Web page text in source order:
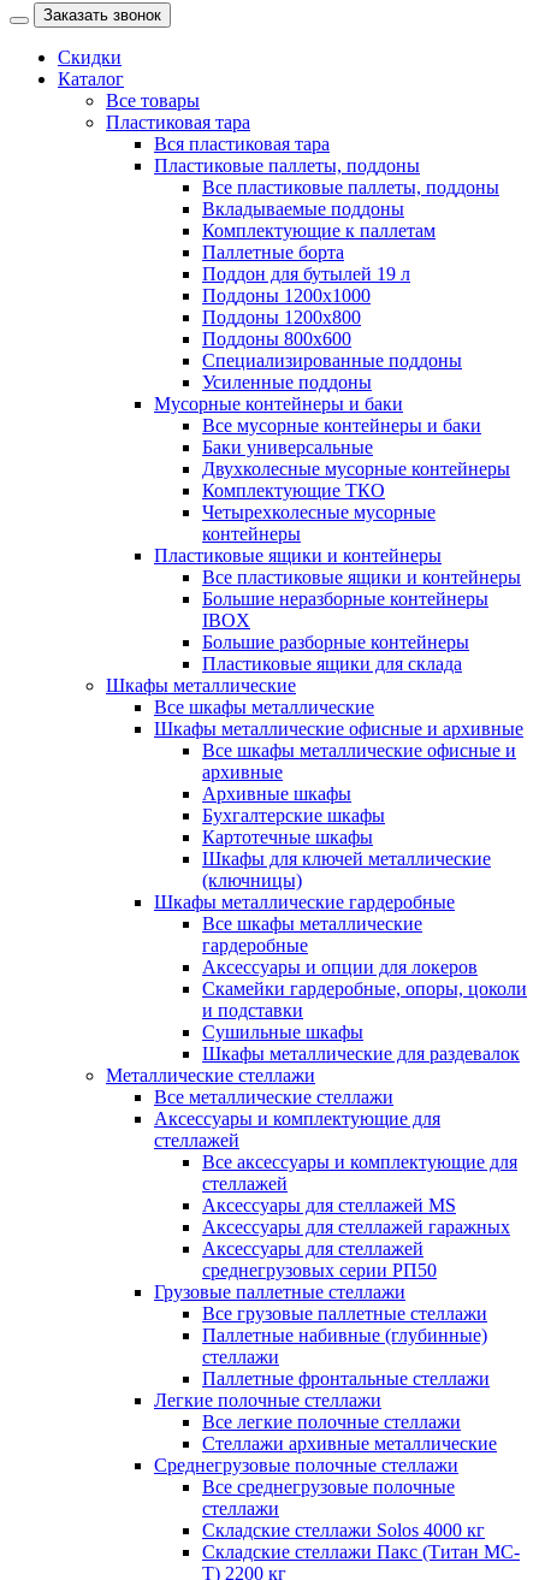
Заказать звонок
Скидки
Каталог
Все товары
Пластиковая тара
Вся пластиковая тара
Пластиковые паллеты, поддоны
Все пластиковые паллеты, поддоны
Вкладываемые поддоны
Комплектующие к паллетам
Паллетные борта
Поддон для бутылей 19 л
Поддоны 1200х1000
Поддоны 1200х800
Поддоны 800х600
Специализированные поддоны
Усиленные поддоны
Мусорные контейнеры и баки
Все мусорные контейнеры и баки
Баки универсальные
Двухколесные мусорные контейнеры
Комплектующие ТКО
Четырехколесные мусорные
контейнеры
Пластиковые ящики и контейнеры
Все пластиковые ящики и контейнеры
Большие неразборные контейнеры
IBOX
Большие разборные контейнеры
Пластиковые ящики для склада
Шкафы металлические
Все шкафы металлические
Шкафы металлические офисные и архивные
Все шкафы металлические офисные и
архивные
Архивные шкафы
Бухгалтерские шкафы
Картотечные шкафы
Шкафы для ключей металлические
(ключницы)
Шкафы металлические гардеробные
Все шкафы металлические
гардеробные
Аксессуары и опции для локеров
Скамейки гардеробные, опоры, цоколи
и подставки
Сушильные шкафы
Шкафы металлические для раздевалок
Металлические стеллажи
Все металлические стеллажи
Аксессуары и комплектующие для
стеллажей
Все аксессуары и комплектующие для
стеллажей
Аксессуары для стеллажей MS
Аксессуары для стеллажей гаражных
Аксессуары для стеллажей
среднегрузовых серии РП50
Грузовые паллетные стеллажи
Все грузовые паллетные стеллажи
Паллетные набивные (глубинные)
стеллажи
Паллетные фронтальные стеллажи
Легкие полочные стеллажи
Все легкие полочные стеллажи
Стеллажи архивные металлические
Среднегрузовые полочные стеллажи
Все среднегрузовые полочные
стеллажи
Складские стеллажи Solos 4000 кг
Складские стеллажи Пакс (Титан МС-
Т) 2200 кг